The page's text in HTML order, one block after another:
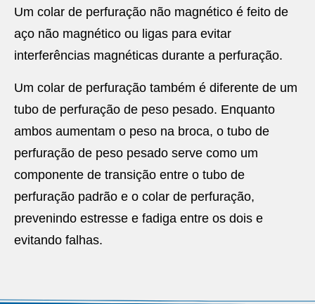
Um colar de perfuração não magnético é feito de
aço não magnético ou ligas para evitar
interferências magnéticas durante a perfuração.
Um colar de perfuração também é diferente de um
tubo de perfuração de peso pesado. Enquanto
ambos aumentam o peso na broca, o tubo de
perfuração de peso pesado serve como um
componente de transição entre o tubo de
perfuração padrão e o colar de perfuração,
prevenindo estresse e fadiga entre os dois e
evitando falhas.